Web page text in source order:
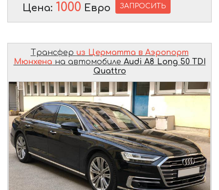
Цена: 1000 Евро ЗАПРОСИТЬ
Трансфер из Церматта в Аэропорт
Мюнхена на автомобиле Audi A8 Long 50 TDI
Quattro